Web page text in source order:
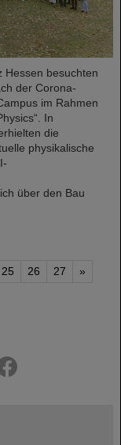
Hessen besuchten
der Corona-
im Rahmen
In
die
physikalische
über den Bau
25 26 27 »